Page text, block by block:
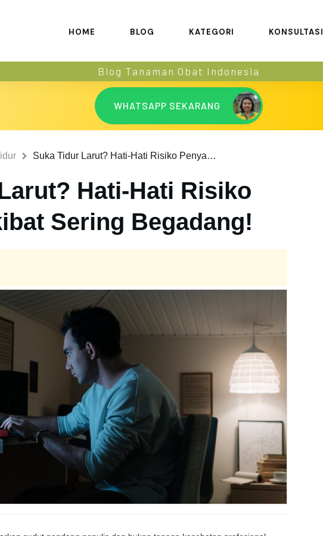
HOME BLOG KATEGORI KONSULTASI
Blog Tanaman Obat Indonesia
WHATSAPP SEKARANG
Suka Tidur Larut? Hati-Hati Risiko Penyakit Akibat Sering Begadang!
Hati-Hati Risiko
Sering Begadang!